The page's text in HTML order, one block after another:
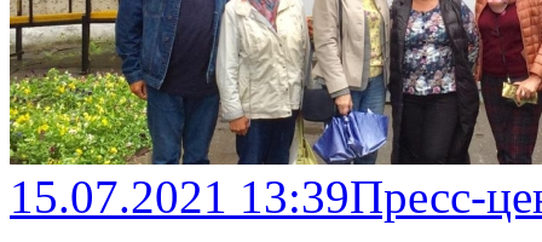
15.07.2021 13:39Пресс-